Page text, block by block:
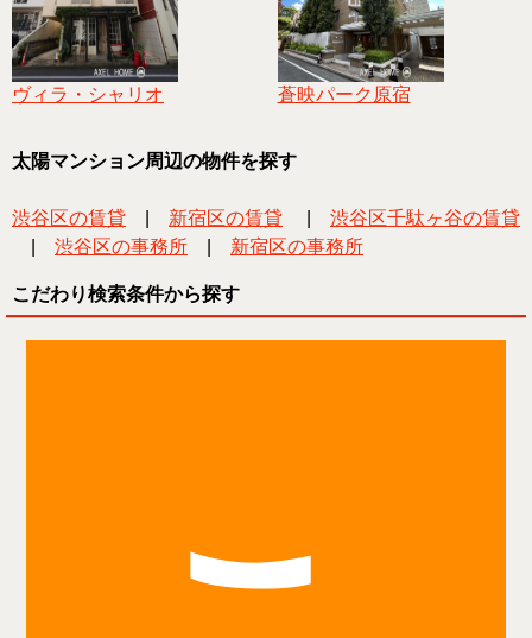
ヴィラ・シャリオ 蒼映パーク原宿
太陽マンション周辺の物件を探す
渋谷区の賃貸 新宿区の賃貸
渋谷区千駄ヶ谷の賃貸
渋谷区の事務所 新宿区の事務所
こだわり検索条件から探す